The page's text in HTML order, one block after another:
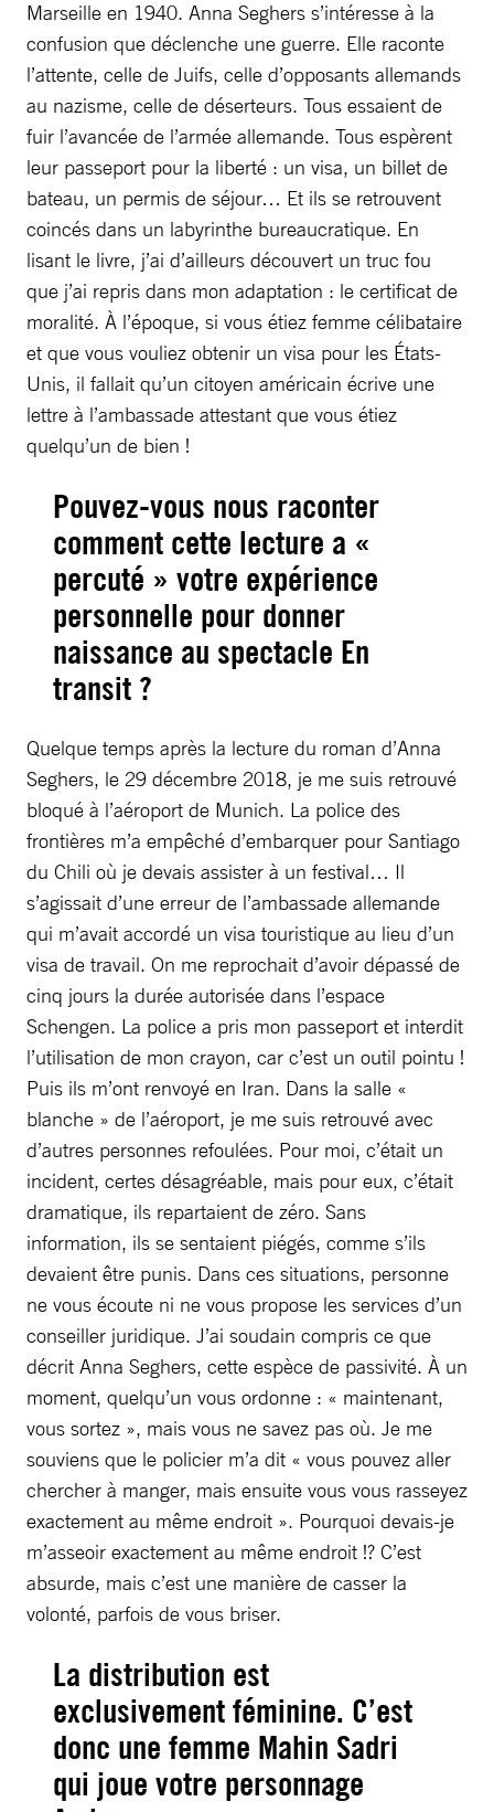
Marseille en 1940. Anna Seghers s’intéresse à la
confusion que déclenche une guerre. Elle raconte
l’attente, celle de Juifs, celle d’opposants allemands
au nazisme, celle de déserteurs. Tous essaient de
fuir l’avancée de l’armée allemande. Tous espèrent
leur passeport pour la liberté : un visa, un billet de
bateau, un permis de séjour… Et ils se retrouvent
coincés dans un labyrinthe bureaucratique. En
lisant le livre, j’ai d’ailleurs découvert un truc fou
que j’ai repris dans mon adaptation : le certificat de
moralité. À l’époque, si vous étiez femme célibataire
et que vous vouliez obtenir un visa pour les États-
Unis, il fallait qu’un citoyen américain écrive une
lettre à l’ambassade attestant que vous étiez
quelqu’un de bien !
Pouvez-vous nous raconter
comment cette lecture a «
percuté » votre expérience
personnelle pour donner
naissance au spectacle En
transit ?
Quelque temps après la lecture du roman d’Anna
Seghers, le 29 décembre 2018, je me suis retrouvé
bloqué à l’aéroport de Munich. La police des
frontières m’a empêché d’embarquer pour Santiago
du Chili où je devais assister à un festival… Il
s’agissait d’une erreur de l’ambassade allemande
qui m’avait accordé un visa touristique au lieu d’un
visa de travail. On me reprochait d’avoir dépassé de
cinq jours la durée autorisée dans l’espace
Schengen. La police a pris mon passeport et interdit
l’utilisation de mon crayon, car c’est un outil pointu !
Puis ils m’ont renvoyé en Iran. Dans la salle «
blanche » de l’aéroport, je me suis retrouvé avec
d’autres personnes refoulées. Pour moi, c’était un
incident, certes désagréable, mais pour eux, c’était
dramatique, ils repartaient de zéro. Sans
information, ils se sentaient piégés, comme s’ils
devaient être punis. Dans ces situations, personne
ne vous écoute ni ne vous propose les services d’un
conseiller juridique. J’ai soudain compris ce que
décrit Anna Seghers, cette espèce de passivité. À un
moment, quelqu’un vous ordonne : « maintenant,
vous sortez », mais vous ne savez pas où. Je me
souviens que le policier m’a dit « vous pouvez aller
chercher à manger, mais ensuite vous vous rasseyez
exactement au même endroit ». Pourquoi devais-je
m’asseoir exactement au même endroit !? C’est
absurde, mais c’est une manière de casser la
volonté, parfois de vous briser.
La distribution est
exclusivement féminine. C’est
donc une femme Mahin Sadri
qui joue votre personnage